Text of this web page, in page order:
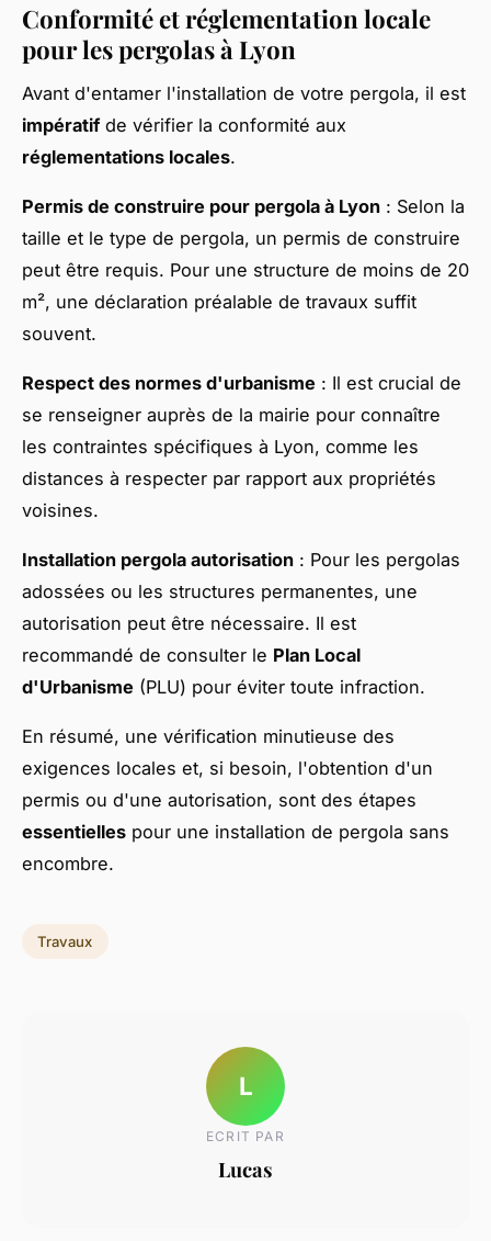
Conformité et réglementation locale
pour les pergolas à Lyon
Avant d'entamer l'installation de votre pergola, il est
impératifde vérifier la conformité aux
réglementations locales.
Permis de construire pour pergola à Lyon : Selon la
taille et le type de pergola, un permis de construire
peut être requis. Pour une structure de moins de 20
m², une déclaration préalable de travaux suffit
souvent.
Respect des normes d'urbanisme : Il est crucial de
se renseigner auprès de la mairie pour connaître
les contraintes spécifiques à Lyon, comme les
distances à respecter par rapport aux propriétés
voisines.
Installation pergola autorisation : Pour les pergolas
adossées ou les structures permanentes, une
autorisation peut être nécessaire. Il est
recommandé de consulter le Plan Local
d'Urbanisme (PLU) pour éviter toute infraction.
En résumé, une vérification minutieuse des
exigences locales et, si besoin, l'obtention d'un
permis ou d'une autorisation, sont des étapes
essentielles pour une installation de pergola sans
encombre.
Travaux
L
ECRIT PAR
Lucas